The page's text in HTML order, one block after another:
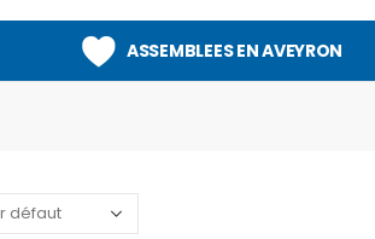
ASSEMBLEES EN AVEYRON